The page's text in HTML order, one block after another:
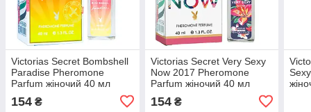
Victorias Secret Bombshell
Paradise Pheromone
Parfum жіночий 40 мл
154 ₴
Victorias Secret Very Sexy
Now 2017 Pheromone
Parfum жіночий 40 мл
154₴